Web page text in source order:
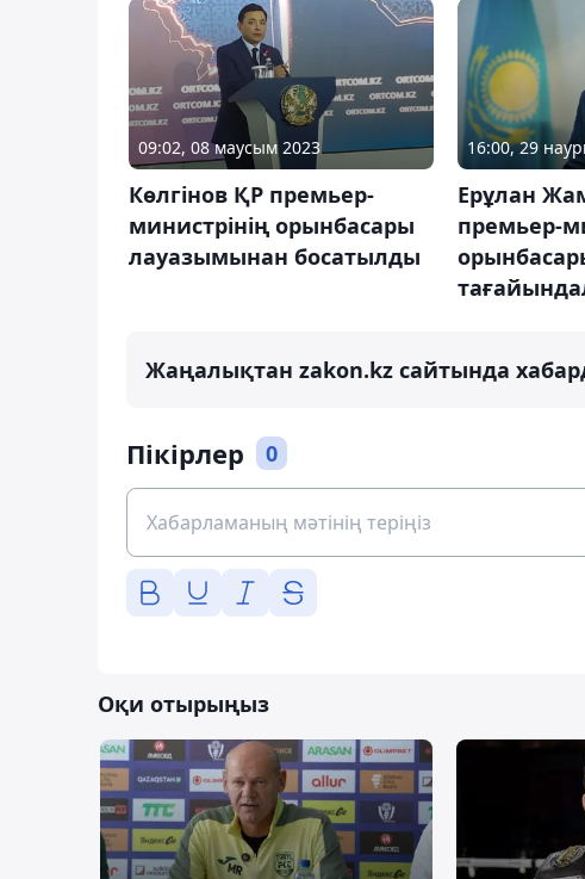
09:02, 08 маусым 2023
Көлгінов ҚР премьер-
министрінің орынбасары
лауазымынан босатылды
16:00, 29
Ерұлан
премьер-
Жаңалықтан zakon.kz сайтында
Пікірлер 0
Оқи отырыңыз